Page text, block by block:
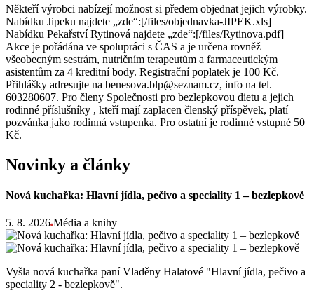
Někteří výrobci nabízejí možnost si předem objednat jejich výrobky.
Nabídku Jipeku najdete „zde“:[/files/objednavka-JIPEK.xls]
Nabídku Pekařství Rytinová najdete „zde“:[/files/Rytinova.pdf]
Akce je pořádána ve spolupráci s ČAS a je určena rovněž
všeobecným sestrám, nutričním terapeutům a farmaceutickým
asistentům za 4 kreditní body. Registrační poplatek je 100 Kč.
Přihlášky adresujte na benesova.blp@seznam.cz, info na tel.
603280607. Pro členy Společnosti pro bezlepkovou dietu a jejich
rodinné příslušníky , kteří mají zaplacen členský příspěvek, platí
pozvánka jako rodinná vstupenka. Pro ostatní je rodinné vstupné 50
Kč.
Novinky a články
Nová kuchařka: Hlavní jídla, pečivo a speciality 1 – bezlepkově
5. 8. 2026 Média a knihy
Vyšla nová kuchařka paní Vladěny Halatové "Hlavní jídla, pečivo a
speciality 2 - bezlepkově".